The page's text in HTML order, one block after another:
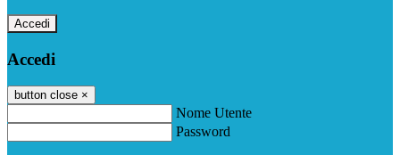
Accedi
Accedi
button close ×
Nome Utente
Password